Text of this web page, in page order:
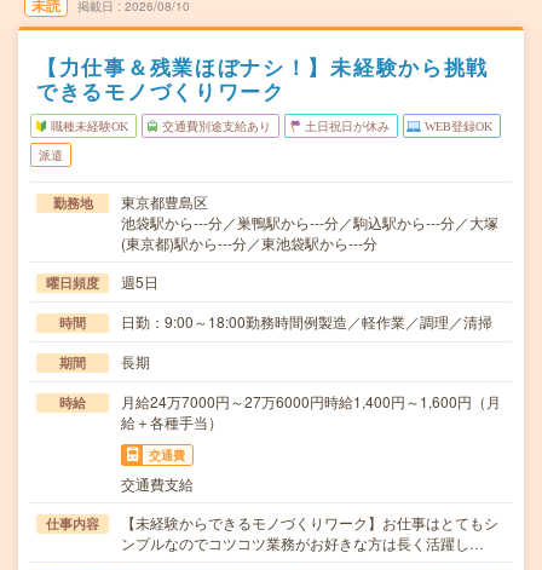
未読 掲載日 2026/08/10
【力仕事＆残業ほぼナシ！】未経験から挑戦
できるモノづくりワーク
職種未経験OK 交通費別途支給あり 土日祝日が休み WEB登録OK
派遣
勤務地
東京都豊島区
池袋駅から---分／巣鴨駅から---分／駒込駅から---分／大塚
(東京都)駅から---分／東池袋駅から---分
曜日頻度 週5日
時間 日勤：9:00～18:00勤務時間例製造／軽作業／調理／清掃
期間 長期
時給
月給24万7000円～27万6000円時給1,400円～1,600円（月
給＋各種手当）
交通費
交通費支給
仕事内容
【未経験からできるモノづくりワーク】お仕事はとてもシ
ンプルなのでコツコツ業務がお好きな方は長く活躍し…